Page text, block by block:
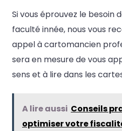
Si vous éprouvez le
faculté innée, nous vous
appel à cartomancien
sera en mesure de vous
sens et à lire dans les
A lire aussi Conseils
optimiser votre